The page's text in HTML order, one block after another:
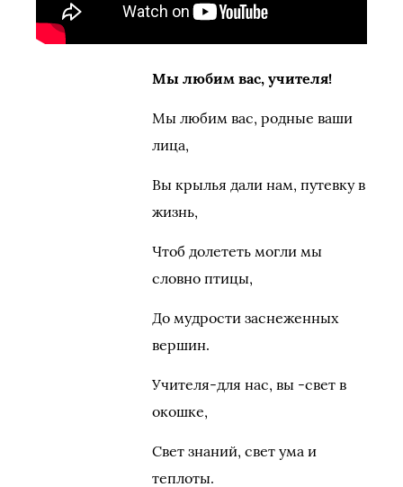
Мы любим вас, учителя!
Мы любим вас, родные ваши
лица,
Вы крылья дали нам, путевку в
жизнь,
Чтоб долететь могли мы
словно птицы,
До мудрости заснеженных
вершин.
Учителя-для нас, вы -свет в
окошке,
Свет знаний, свет ума и
теплоты.